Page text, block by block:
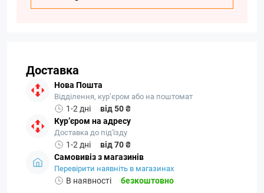
Доставка
Нова Пошта
Відділення, кур’єром або на поштомат
1-2 дні
від 50 ₴
Кур’єром на адресу
Доставка до під'їзду
1-2 дні
від 70 ₴
Самовивіз з магазинів
Перевірити наявніть в магазинах
В наявності безкоштовно